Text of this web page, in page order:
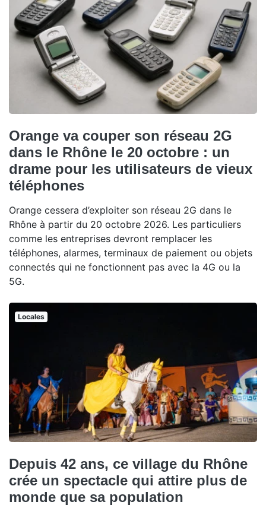
Orange va couper son réseau 2G
dans le Rhône le 20 octobre : un
drame pour les utilisateurs de vieux
téléphones
Orange cessera d’exploiter son réseau 2G dans le
Rhône à partir du 20 octobre 2026. Les particuliers
comme les entreprises devront remplacer les
téléphones, alarmes, terminaux de paiement ou objets
connectés qui ne fonctionnent pas avec la 4G ou la
5G.
Locales
Depuis 42 ans, ce village du Rhône
crée un spectacle qui attire plus de
monde que sa population